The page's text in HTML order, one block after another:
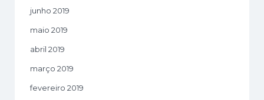
junho 2019
maio 2019
abril 2019
março 2019
fevereiro 2019